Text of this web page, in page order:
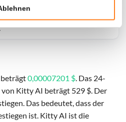
0,00007201 $. Das 24-
Kitty AI beträgt 529 $. Der
Das bedeutet, dass der
ist. Kitty AI ist die
Daten seit
wurde